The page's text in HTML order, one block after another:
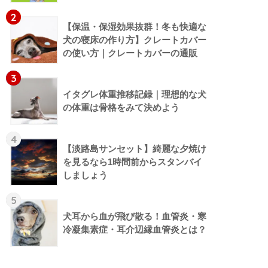
2
【保温・保湿効果抜群！冬も快適な
犬の寝床の作り方】クレートカバー
の使い方｜クレートカバーの通販
3
イタグレ体重推移記録｜理想的な犬
の体重は骨格をみて決めよう
4
【淡路島サンセット】綺麗な夕焼け
を見るなら1時間前からスタンバイ
しましょう
5
犬耳から血が飛び散る！血管炎・寒
冷凝集素症・耳介辺縁血管炎とは？